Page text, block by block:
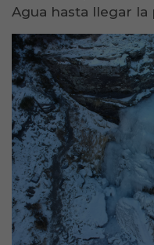
Agua hasta llegar